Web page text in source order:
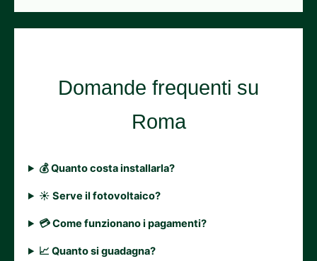
Domande frequenti su
Roma
💰 Quanto costa installarla?
☀ Serve il fotovoltaico?
💳 Come funzionano i pagamenti?
📈 Quanto si guadagna?